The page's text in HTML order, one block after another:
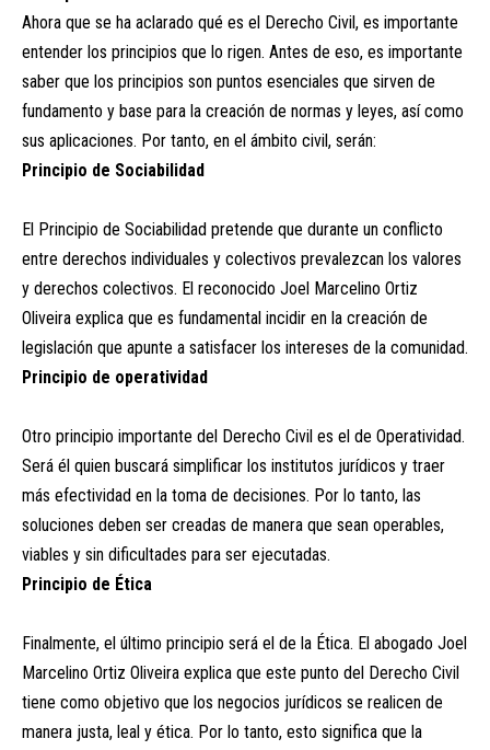
Ahora que se ha aclarado qué es el Derecho Civil, es importante
entender los principios que lo rigen. Antes de eso, es importante
saber que los principios son puntos esenciales que sirven de
fundamento y base para la creación de normas y leyes, así como
sus aplicaciones. Por tanto, en el ámbito civil, serán:
Principio de Sociabilidad
El Principio de Sociabilidad pretende que durante un conflicto
entre derechos individuales y colectivos prevalezcan los valores
y derechos colectivos. El reconocido Joel Marcelino Ortiz
Oliveira explica que es fundamental incidir en la creación de
legislación que apunte a satisfacer los intereses de la comunidad.
Principio de operatividad
Otro principio importante del Derecho Civil es el de Operatividad.
Será él quien buscará simplificar los institutos jurídicos y traer
más efectividad en la toma de decisiones. Por lo tanto, las
soluciones deben ser creadas de manera que sean operables,
viables y sin dificultades para ser ejecutadas.
Principio de Ética
Finalmente, el último principio será el de la Ética. El abogado Joel
Marcelino Ortiz Oliveira explica que este punto del Derecho Civil
tiene como objetivo que los negocios jurídicos se realicen de
manera justa, leal y ética. Por lo tanto, esto significa que la